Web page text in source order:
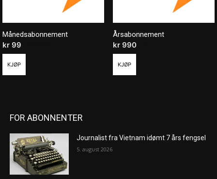
Månedsabonnement
kr 99
KJØP
Årsabonnement
kr990
KJØP
FOR ABONNENTER
Journalist fra Vietnam idømt 7 års fengsel
5. august 2026